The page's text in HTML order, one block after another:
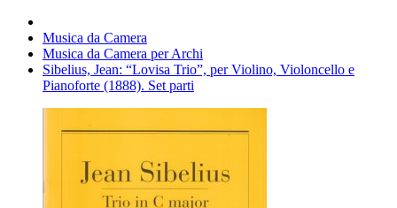
Musica da Camera
Musica da Camera per Archi
Sibelius, Jean: “Lovisa Trio”, per Violino, Violoncello e
Pianoforte (1888). Set parti